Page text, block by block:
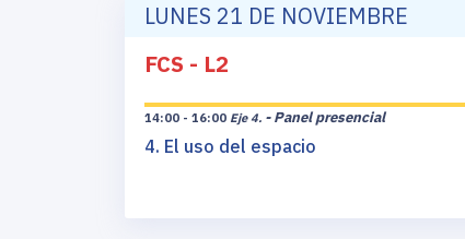
LUNES 21 DE NOVIEMBRE
FCS - L2
14:00 - 16:00 Eje 4. - Panel presencial
4. El uso del espacio